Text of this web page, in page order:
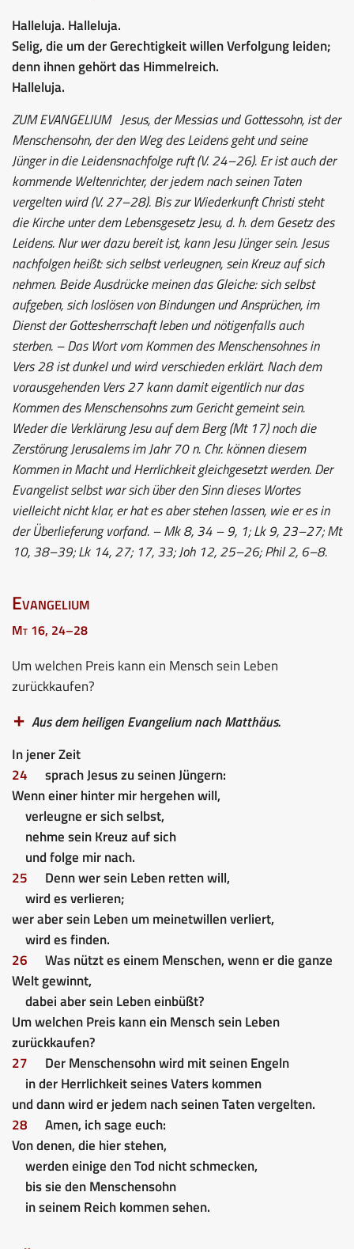
Halleluja. Halleluja.
Selig, die um der Gerechtigkeit willen Verfolgung leiden;
denn ihnen gehört das Himmelreich.
Halleluja.
ZUM EVANGELIUMJesus, der Messias und Gottessohn, ist der
Menschensohn, der den Weg des Leidens geht und seine
Jünger in die Leidensnachfolge ruft (V. 24–26). Er ist auch der
kommende Weltenrichter, der jedem nach seinen Taten
vergelten wird (V. 27–28). Bis zur Wiederkunft Christi steht
die Kirche unter dem Lebensgesetz Jesu, d. h. dem Gesetz des
Leidens. Nur wer dazu bereit ist, kann Jesu Jünger sein. Jesus
nachfolgen heißt: sich selbst verleugnen, sein Kreuz auf sich
nehmen. Beide Ausdrücke meinen das Gleiche: sich selbst
aufgeben, sich loslösen von Bindungen und Ansprüchen, im
Dienst der Gottesherrschaft leben und nötigenfalls auch
sterben. – Das Wort vom Kommen des Menschensohnes in
Vers 28 ist dunkel und wird verschieden erklärt. Nach dem
vorausgehenden Vers 27 kann damit eigentlich nur das
Kommen des Menschensohns zum Gericht gemeint sein.
Weder die Verklärung Jesu auf dem Berg (Mt 17) noch die
Zerstörung Jerusalems im Jahr 70 n. Chr. können diesem
Kommen in Macht und Herrlichkeit gleichgesetzt werden. Der
Evangelist selbst war sich über den Sinn dieses Wortes
vielleicht nicht klar, er hat es aber stehen lassen, wie er es in
der Überlieferung vorfand. – Mk 8, 34 – 9, 1; Lk 9, 23–27; Mt
10, 38–39; Lk 14, 27; 17, 33; Joh 12, 25–26; Phil 2, 6–8.
Evangelium
Mt 16, 24–28
Um welchen Preis kann ein Mensch sein Leben
zurückkaufen?
Aus dem heiligen Evangelium nach Matthäus.
In jener Zeit
24
sprach Jesus zu seinen Jüngern:
Wenn einer hinter mir hergehen will,
verleugne er sich selbst,
nehme sein Kreuz auf sich
und folge mir nach.
25
Denn wer sein Leben retten will,
wird es verlieren;
wer aber sein Leben um meinetwillen verliert,
wird es finden.
26
Was nützt es einem Menschen, wenn er die ganze
Welt gewinnt,
dabei aber sein Leben einbüßt?
Um welchen Preis kann ein Mensch sein Leben
zurückkaufen?
27
Der Menschensohn wird mit seinen Engeln
in der Herrlichkeit seines Vaters kommen
und dann wird er jedem nach seinen Taten vergelten.
28
Amen, ich sage euch:
Von denen, die hier stehen,
werden einige den Tod nicht schmecken,
bis sie den Menschensohn
in seinem Reich kommen sehen.